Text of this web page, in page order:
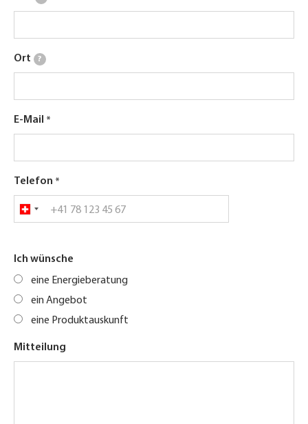
Ort ?
E-Mail
Telefon
Ich wünsche
eine Energieberatung
ein Angebot
eine Produktauskunft
Mitteilung